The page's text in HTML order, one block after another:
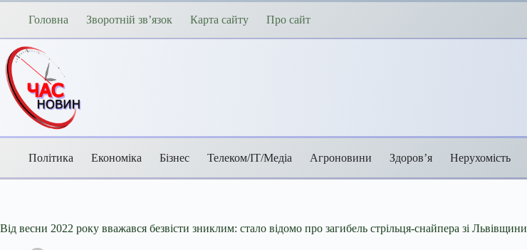
Перейти
Головна Зворотній зв’язок Карта сайту Про сайт
Політика Економіка Бізнес Телеком/ІТ/Медіа Агроновини Здоров’я Нерухомість
Від весни 2022 року вважався безвісти зниклим: стало відомо про загибель стрільця-снайпера зі Львівщини